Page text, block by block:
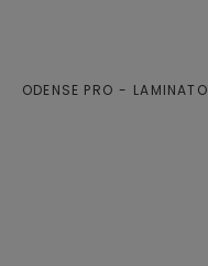
ODENSE PRO LAMINATO